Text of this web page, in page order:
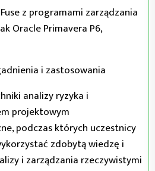
z programami zarządzania
Oracle Primavera P6,
i zastosowania
analizy ryzyka i
projektowym
podczas których uczestnicy
zdobytą wiedzę i
i zarządzania rzeczywistymi